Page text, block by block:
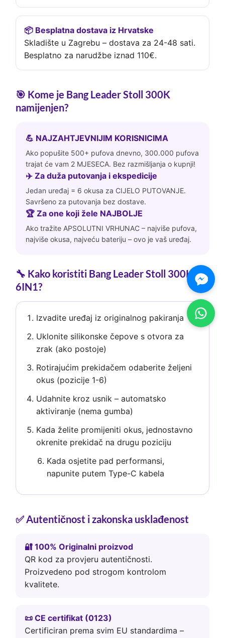
📦 Besplatna dostava iz Hrvatske
Skladište u Zagrebu – dostava za 24-48 sati.
Besplatno za narudžbe iznad 110€.
🎯 Kome je Bang Leader Stoll 300K
namijenjen?
💪 NAJZAHTJEVNIJIM KORISNICIMA
Ako popušite 500+ pufova dnevno, 300.000 pufova
trajat će vam 2 MJESECA. Bez razmišljanja o kupnji!
✈️ Za duža putovanja i ekspedicije
Jedan uređaj = 6 okusa za CIJELO PUTOVANJE.
Savršeno za putovanja bez dostave.
🏆 Za one koji žele NAJBOLJE
Ako tražite APSOLUTNI VRHUNAC – najviše pufova,
najviše okusa, najveću bateriju – ovo je vaš uređaj.
🔧 Kako koristiti Bang Leader Stoll 300K
6IN1?
Izvadite uređaj iz originalnog pakiranja
Uklonite silikonske čepove s otvora za
zrak (ako postoje)
Rotirajućim prekidačem odaberite željeni
okus (pozicije 1-6)
Udahnite kroz usnik – automatsko
aktiviranje (nema gumba)
Kada želite promijeniti okus, jednostavno
okrenite prekidač na drugu poziciju
Kada osjetite pad performansi,
napunite putem Type-C kabela
✅ Autentičnost i zakonska usklađenost
🔐 100% Originalni proizvod
QR kod za provjeru autentičnosti.
Proizvedeno pod strogom kontrolom
kvalitete.
📜 CE certifikat (0123)
Certificiran prema svim EU standardima –